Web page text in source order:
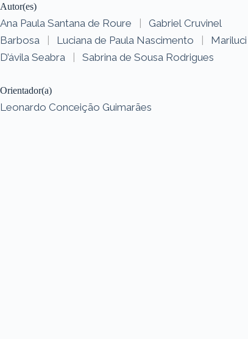
Autor(es)
Ana Paula Santana de Roure |
Gabriel Cruvinel
Barbosa
| Luciana de Paula Nascimento |
Mariluci
D’ávila Seabra
| Sabrina de Sousa Rodrigues
Orientador(a)
Leonardo Conceição Guimarães